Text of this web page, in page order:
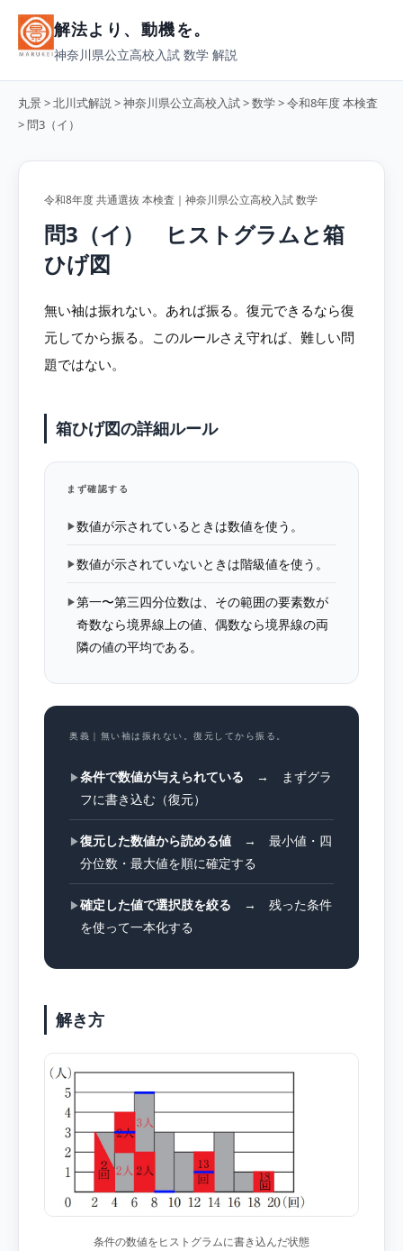
解法より、動機を。
神奈川県公立高校入試 数学 解説
丸景>北川式解説>神奈川県公立高校入試>数学>令和8年度 本検査
> 問3（イ）
令和8年度 共通選抜 本検査｜神奈川県公立高校入試 数学
問3（イ） ヒストグラムと箱
ひげ図
無い袖は振れない。あれば振る。復元できるなら復
元してから振る。このルールさえ守れば、難しい問
題ではない。
箱ひげ図の詳細ルール
まず確認する
▶数値が示されているときは数値を使う。
▶数値が示されていないときは階級値を使う。
▶第一〜第三四分位数は、その範囲の要素数が
奇数なら境界線上の値、偶数なら境界線の両
隣の値の平均である。
奥義｜無い袖は振れない。復元してから振る。
▶条件で数値が与えられている → まずグラ
フに書き込む（復元）
▶復元した数値から読める値 → 最小値・四
分位数・最大値を順に確定する
▶確定した値で選択肢を絞る → 残った条件
を使って一本化する
解き方
条件の数値をヒストグラムに書き込んだ状態